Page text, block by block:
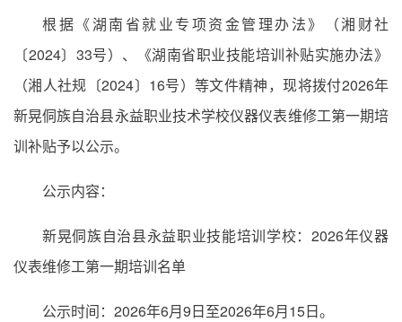
根据《湖南省就业专项资金管理办法》（湘财社
〔2024〕33号）、《湖南省职业技能培训补贴实施办法》
（湘人社规〔2024〕16号）等文件精神，现将拨付2026年
新晃侗族自治县永益职业技术学校仪器仪表维修工第一期培
训补贴予以公示。
公示内容：
新晃侗族自治县永益职业技能培训学校：2026年仪器
仪表维修工第一期培训名单
公示时间：2026年6月9日至2026年6月15日。